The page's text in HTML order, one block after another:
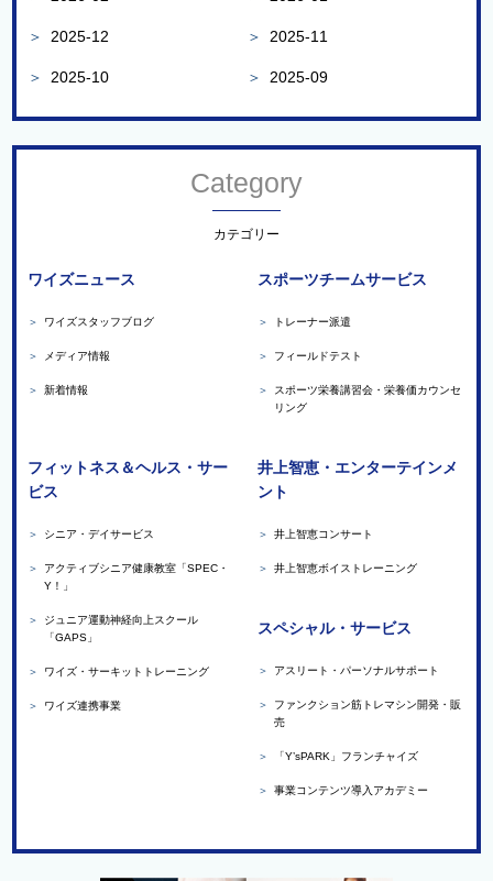
＞ 2025-12 ＞ 2025-11
＞ 2025-10 ＞ 2025-09
Category
カテゴリー
ワイズニュース
＞ ワイズスタッフブログ
＞ メディア情報
＞ 新着情報
スポーツチームサービス
＞ トレーナー派遣
＞ フィールドテスト
＞
スポーツ栄養講習会・栄養価カウンセ
リング
フィットネス＆ヘルス・サー
ビス
＞ シニア・デイサービス
＞
アクティブシニア健康教室「SPEC・
Y！」
＞
ジュニア運動神経向上スクール
「GAPS」
＞ ワイズ・サーキットトレーニング
＞ ワイズ連携事業
井上智恵・エンターテインメ
ント
＞ 井上智恵コンサート
＞ 井上智恵ボイストレーニング
スペシャル・サービス
＞ アスリート・パーソナルサポート
＞
ファンクション筋トレマシン開発・販
売
＞ 「Y’sPARK」フランチャイズ
＞ 事業コンテンツ導入アカデミー